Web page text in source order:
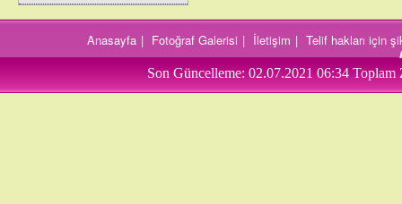
Anasayfa | Fotoğraf Galerisi | İletişim | Telif hakları için
Son Güncelleme: 02.07.2021 06:34 Toplam